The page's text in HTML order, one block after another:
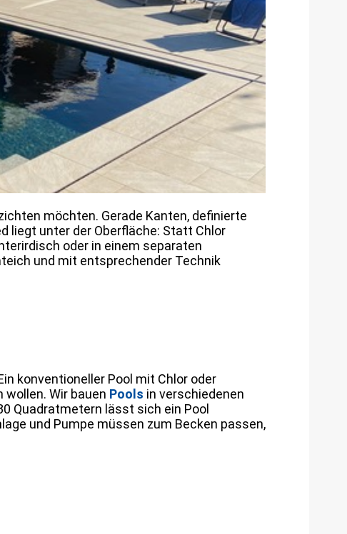
möchten. Gerade Kanten, definierte
liegt unter der Oberfläche: Statt Chlor
oder in einem separaten
und mit entsprechender Technik
konventioneller Pool mit Chlor oder
Wir bauen Pools in verschiedenen
Quadratmetern lässt sich ein Pool
und Pumpe müssen zum Becken passen,